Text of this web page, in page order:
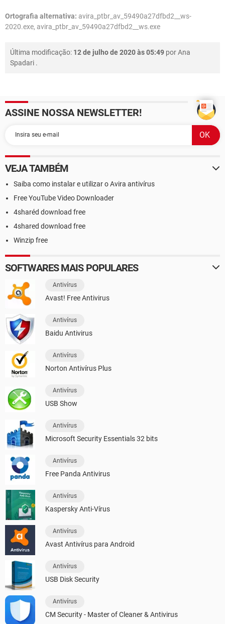
Ortografia alternativa: avira_ptbr_av_59490a27dfbd2__ws-
2020.exe, avira_ptbr_av_59490a27dfbd2__ws.exe
Última modificação: 12 de julho de 2020 às 05:49 porAna
Spadari .
ASSINE NOSSA NEWSLETTER!
VEJA TAMBÉM
Saiba como instalar e utilizar o Avira antivírus
Free YouTube Video Downloader
4sharéd download free
4shared download free
Winzip free
SOFTWARES MAIS POPULARES
Antivírus
Avast! Free Antivirus
Antivírus
Baidu Antivirus
Antivírus
Norton Antivírus Plus
Antivírus
USB Show
Antivírus
Microsoft Security Essentials 32 bits
Antivírus
Free Panda Antivirus
Antivírus
Kaspersky Anti-Vírus
Antivírus
Avast Antivírus para Android
Antivírus
USB Disk Security
Antivírus
CM Security - Master of Cleaner & Antivirus